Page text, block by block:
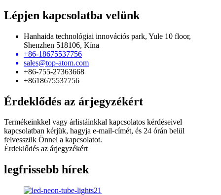
Lépjen kapcsolatba velünk
Hanhaida technológiai innovációs park, Yule 10 floor,
Shenzhen 518106, Kína
+86-18675537756
sales@top-atom.com
+86-755-27363668
+8618675537756
Érdeklődés az árjegyzékért
Termékeinkkel vagy árlistáinkkal kapcsolatos kérdéseivel
kapcsolatban kérjük, hagyja e-mail-címét, és 24 órán belül
felvesszük Önnel a kapcsolatot.
Érdeklődés az árjegyzékért
legfrissebb hírek